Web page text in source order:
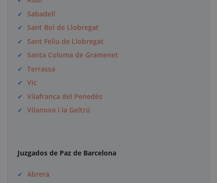
Sabadell
Sant Boi de Llobregat
Sant Feliu de Llobregat
Santa Coloma de Gramenet
Terrassa
Vic
Vilafranca del Penedès
Vilanova i la Geltrú
Juzgados de Paz de Barcelona
Abrera